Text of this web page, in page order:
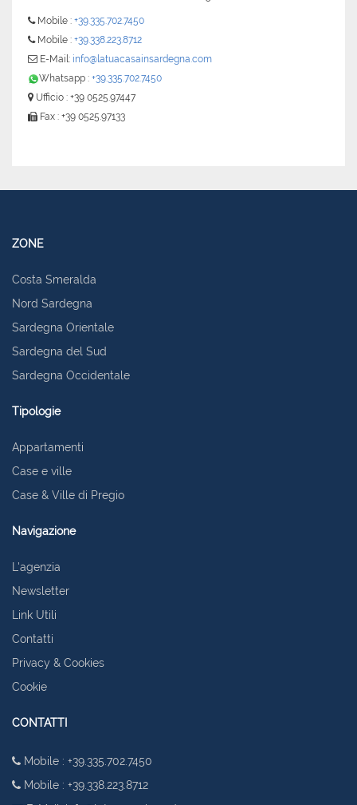
Mobile : +39.335.702.7450
Mobile : +39.338.223.8712
E-Mail: info@latuacasainsardegna.com
Whatsapp : +39.335.702.7450
Ufficio : +39 0525.97447
Fax : +39 0525.97133
ZONE
Costa Smeralda
Nord Sardegna
Sardegna Orientale
Sardegna del Sud
Sardegna Occidentale
Tipologie
Appartamenti
Case e ville
Case & Ville di Pregio
Navigazione
L'agenzia
Newsletter
Link Utili
Contatti
Privacy & Cookies
Cookie
CONTATTI
Mobile : +39.335.702.7450
Mobile : +39.338.223.8712